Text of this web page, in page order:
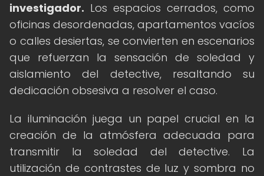
investigador. Los espacios cerrados, como
oficinas desordenadas, apartamentos vacíos
o calles desiertas, se convierten en escenarios
que refuerzan la sensación de soledad y
aislamiento del detective, resaltando su
dedicación obsesiva a resolver el caso.
La iluminación juega un papel crucial en la
creación de la atmósfera adecuada para
transmitir la soledad del detective. La
utilización de contrastes de luz y sombra no